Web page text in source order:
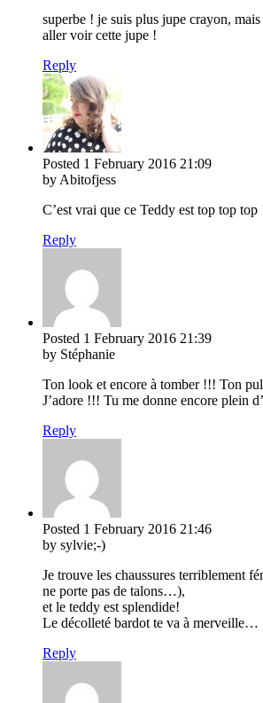
superbe ! je suis plus jupe crayon,
aller voir cette jupe !
Reply
Posted 1 February 2016 21:09
by Abitofjess
C’est vrai que ce Teddy est top top
Reply
Posted 1 February 2016 21:39
by Stéphanie
Ton look et encore à tomber !!! Ton
J’adore !!! Tu me donne encore plein
Reply
Posted 1 February 2016 21:46
by sylvie;-)
Je trouve les chaussures terriblement
ne porte pas de talons…),
et le teddy est splendide!
Le décolleté bardot te va à merveille…
Reply